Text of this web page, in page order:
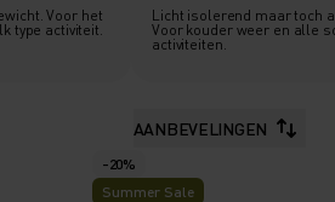
Voor het
type activiteit.
Licht isolerend maar toch
Voor kouder weer en alle
activiteiten.
AANBEVELINGEN
-20%
Summer Sale